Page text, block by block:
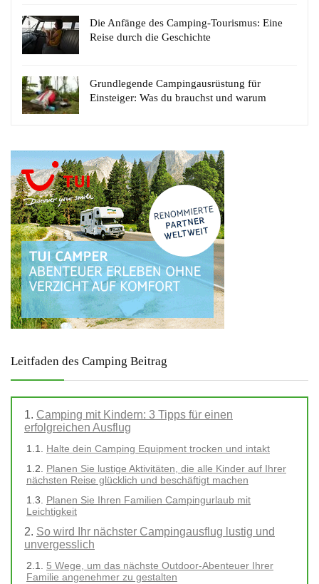
Die Anfänge des Camping-Tourismus: Eine
Reise durch die Geschichte
Grundlegende Campingausrüstung für
Einsteiger: Was du brauchst und warum
Leitfaden des Camping Beitrag
Camping mit Kindern: 3 Tipps für einen
erfolgreichen Ausflug
Halte dein Camping Equipment trocken und intakt
Planen Sie lustige Aktivitäten, die alle Kinder auf Ihrer
nächsten Reise glücklich und beschäftigt machen
Planen Sie Ihren Familien Campingurlaub mit
Leichtigkeit
So wird Ihr nächster Campingausflug lustig und
unvergesslich
5 Wege, um das nächste Outdoor-Abenteuer Ihrer
Familie angenehmer zu gestalten